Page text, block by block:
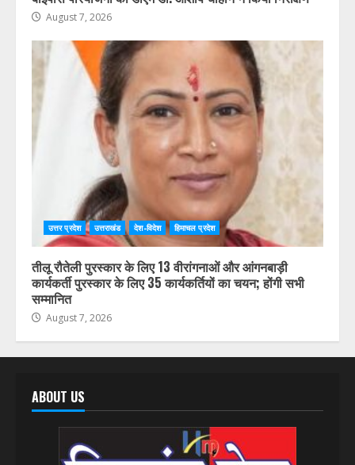
उत्तर प्रदेश उत्तराखंड देश-विदेश
दिल्ली-देहरादून आर्थिक कॉरिडोर से जुड़ी 12 किमी ग्रीनफील्ड
बाईपास परियोजना का डीएम डॉ. आशीष चौहान ने किया निरीक्षण
August 7, 2026
कार्यकर्ती पुरस्कार के लिए 35 कार्यकर्तियों का चयन; होंगी सभी
सम्मानित
August 7, 2026